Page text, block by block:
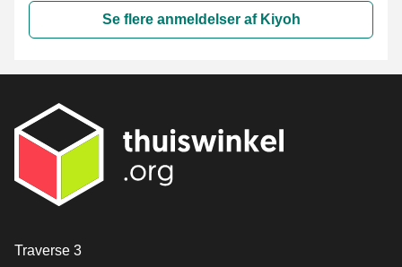
Se flere anmeldelser af Kiyoh
[_General:Contact]
Traverse 3